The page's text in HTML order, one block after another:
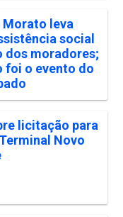
Morato leva
social
dos moradores;
foi o evento do
licitação para
Novo